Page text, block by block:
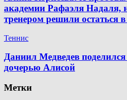
академии Рафаэля Надаля,
тренером решили остаться
Теннис
Даниил Медведев
дочерью Алисой
Метки